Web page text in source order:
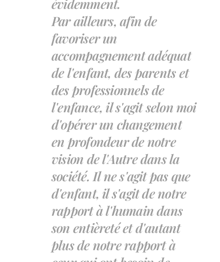
évidemment.
Par ailleurs, afin de
favoriser un
accompagnement adéquat
de l'enfant, des parents et
des professionnels de
l'enfance, il s'agit selon moi
d'opérer un changement
en profondeur de notre
vision de l'Autre dans la
société. Il ne s'agit pas que
d'enfant, il s'agit de notre
rapport à l'humain dans
son entièreté et d'autant
plus de notre rapport à